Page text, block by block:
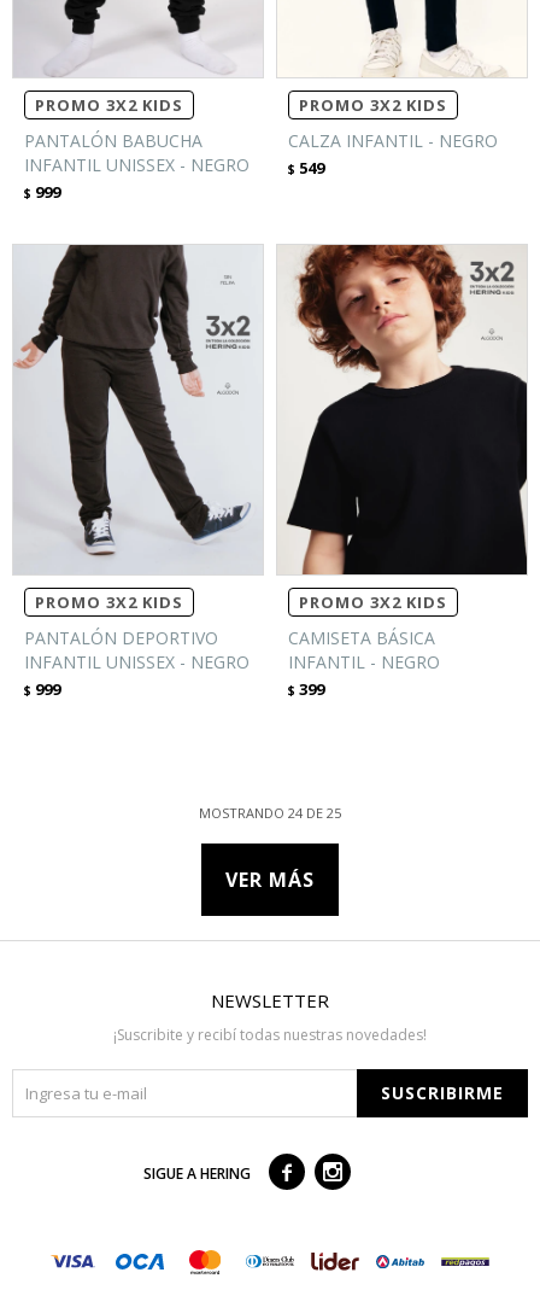
PROMO 3X2 KIDS
PANTALÓN BABUCHA
INFANTIL UNISSEX - NEGRO
$ 999
PROMO 3X2 KIDS
CALZA INFANTIL - NEGRO
$ 549
PROMO 3X2 KIDS
PANTALÓN DEPORTIVO
INFANTIL UNISSEX - NEGRO
$ 999
PROMO 3X2 KIDS
CAMISETA BÁSICA
INFANTIL - NEGRO
$ 399
MOSTRANDO 24 DE 25
VER MÁS
NEWSLETTER
¡Suscribite y recibí todas nuestras novedades!
SUSCRIBIRME
SIGUE A HERING  